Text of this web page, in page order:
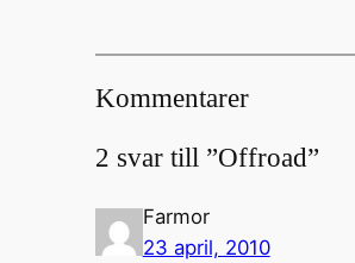
Kommentarer
2 svar till ”Offroad”
Farmor
23 april, 2010